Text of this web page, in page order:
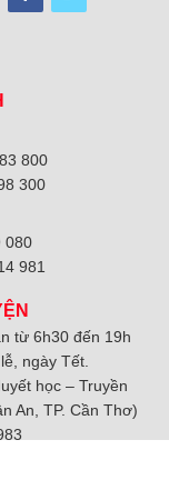
800
300
080
981
từ 6h30 đến 19h
ngày Tết.
học – Truyền
An, TP. Cần Thơ)